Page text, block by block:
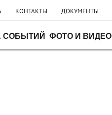
КОНТАКТЫ ДОКУМЕНТЫ
ФОТО И ВИДЕО